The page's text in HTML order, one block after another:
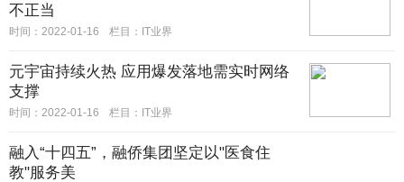
不正当
时间：2022-01-16 栏目：IT业界
元宇宙持续火热 应用爆发落地需实时网络
支撑
时间：2022-01-16 栏目：IT业界
融入“十四五”，融侨集团坚定以"医食住
教"服务美